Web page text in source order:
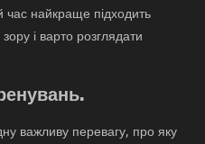
час найкраще підходить
і варто розглядати
важливу перевагу, про яку